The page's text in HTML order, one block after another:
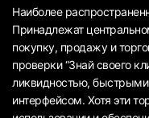
Наиболее
Принадлежат
покупку, продажу и
проверки “Знай своего
ликвидностью,
интерфейсом. Хотя эти